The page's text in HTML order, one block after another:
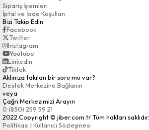
Sipariş İşlemleri
İptal ve İade Koşulları
Bizi Takip Edin
Facebook
Twitter
Instagram
Youtube
Linkedin
Tiktok
Aklınıza takılan bir soru mu var?
Destek Merkezine Bağlanın
veya
Çağrı Merkezimizi Arayın
0 (850) 259 59 21
2022 Copyright © jiber.com.tr Tüm hakları saklıdır.
Politikası | Kullanıcı Sözleşmesi